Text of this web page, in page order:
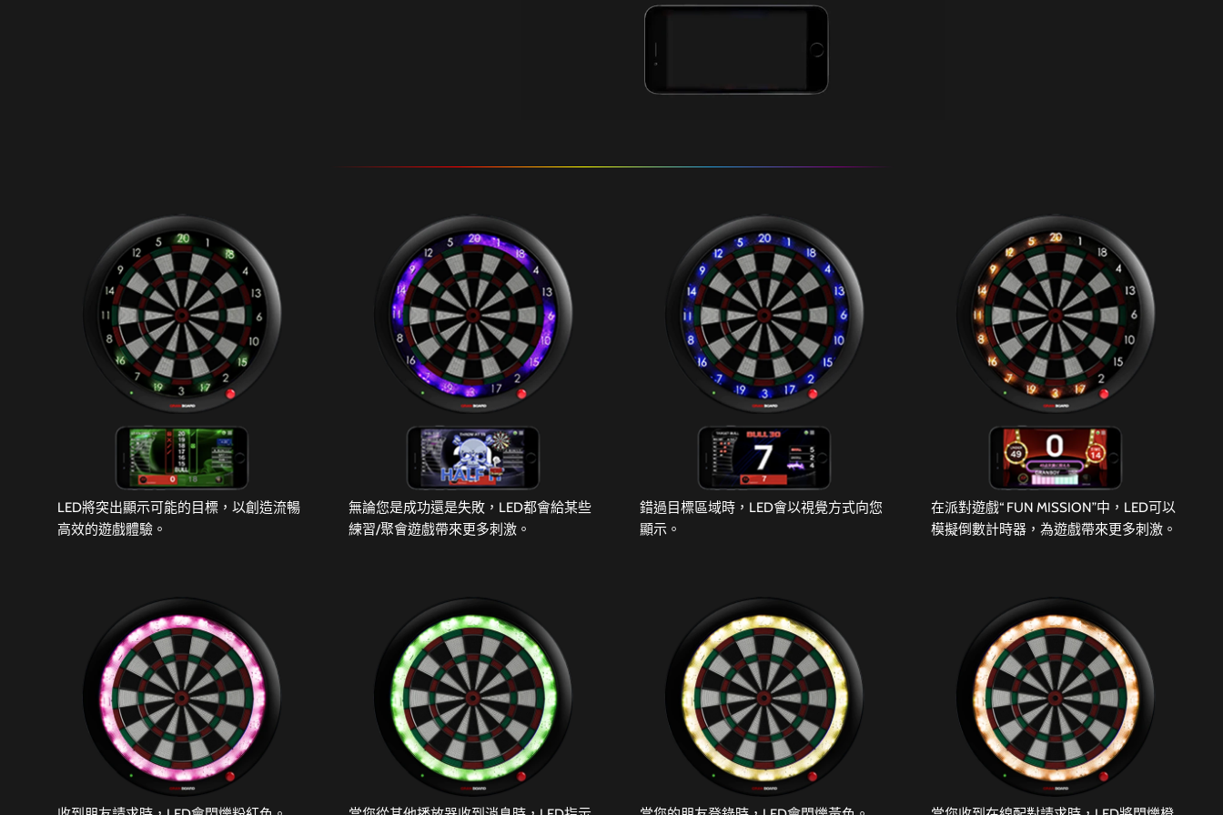
LED將突出顯示可能的目標，以創造流暢
高效的遊戲體驗。
無論您是成功還是失敗，LED都會給某些
練習/聚會遊戲帶來更多刺激。
錯過目標區域時，LED會以視覺方式向您
顯示。
在派對遊戲“ FUN MISSION”中，LED可以
模擬倒數計時器，為遊戲帶來更多刺激。